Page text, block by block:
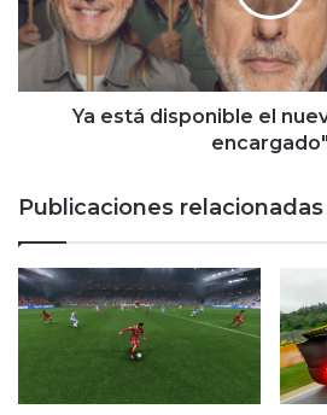
encargado"
Ya está disponible el
encargado"
Publicaciones relacionadas